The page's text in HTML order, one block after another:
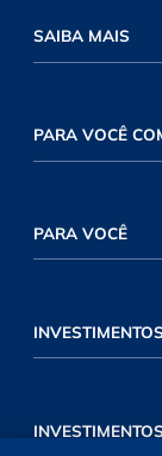
SAIBA MAIS
PARA VOCÊ
PARA VOCÊ